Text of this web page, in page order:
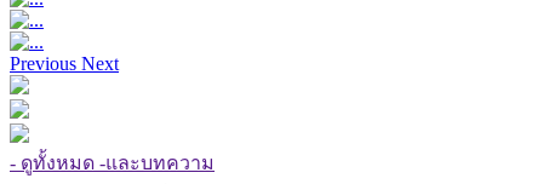
Previous Next
- ดูทั้งหมด -และบทความ